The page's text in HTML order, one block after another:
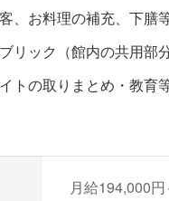
、お料理の補充、下膳
リック（館内の共用部
トの取りまとめ・教育
月給194,000円